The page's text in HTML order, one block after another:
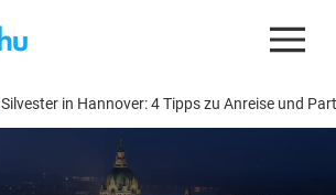
REISEDEALS
GUTSCHEINE
Silvester in Hannover: 4 Tipps zu Anreise und